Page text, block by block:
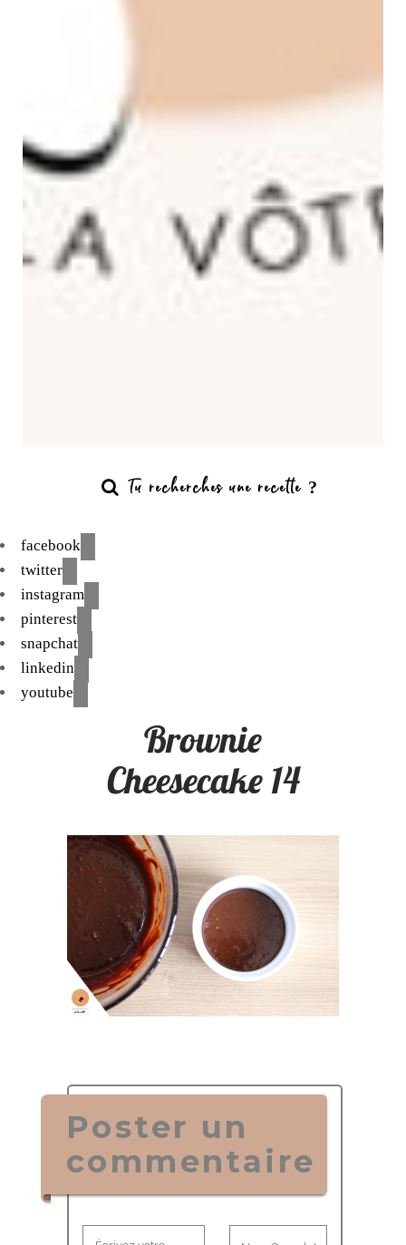
facebook
twitter
instagram
pinterest
snapchat
linkedin
youtube
Brownie
Cheesecake 14
Poster un
commentaire